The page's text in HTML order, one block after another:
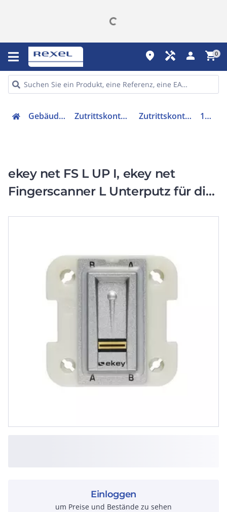
place handyman person shopping_cart0
Gebäudetechnik Zutrittskontrollsysteme Zutrittskontrollsystem 101352
ekey net FS L UP I, ekey net
Fingerscanner L Unterputz für die
Einloggen
um Preise und Bestände zu sehen